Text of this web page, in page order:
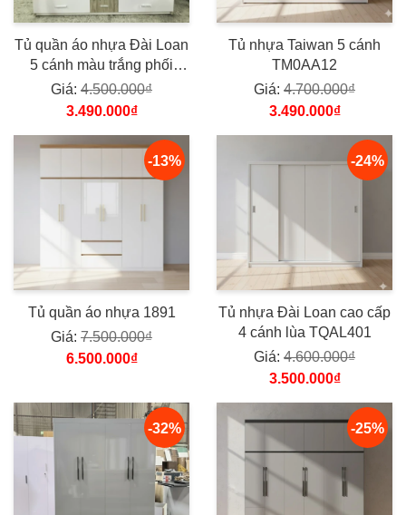
Tủ quần áo nhựa Đài Loan
5 cánh màu trắng phối
TN17
Giá: 4.500.000₫
3.490.000₫
Tủ nhựa Taiwan 5 cánh
TM0AA12
Giá: 4.700.000₫
3.490.000₫
-13%
Tủ quần áo nhựa 1891
Giá: 7.500.000₫
6.500.000₫
-24%
Tủ nhựa Đài Loan cao cấp
4 cánh lùa TQAL401
Giá: 4.600.000₫
3.500.000₫
-32% -25%